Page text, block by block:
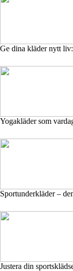
Ge dina kläder nytt
Yogakläder som
Sportunderkläder –
Justera din